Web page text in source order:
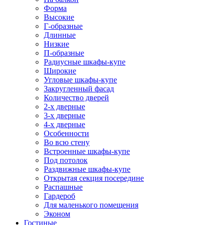
Форма
Высокие
Г-образные
Длинные
Низкие
П-образные
Радиусные шкафы-купе
Широкие
Угловые шкафы-купе
Закругленный фасад
Количество дверей
2-х дверные
3-х дверные
4-х дверные
Особенности
Во всю стену
Встроенные шкафы-купе
Под потолок
Раздвижные шкафы-купе
Открытая секция посередине
Распашные
Гардероб
Для маленького помещения
Эконом
Гостиные